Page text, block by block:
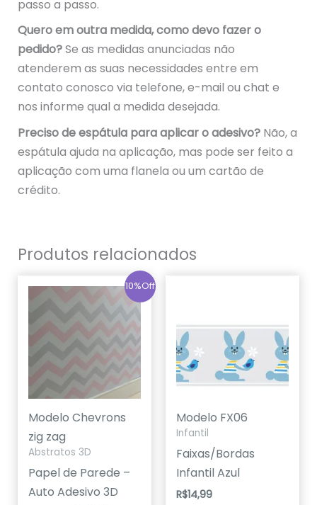
passo a passo.
Quero em outra medida, como devo fazer o
pedido?Se as medidas anunciadas não
atenderem as suas necessidades entre em
contato conosco via telefone, e-mail ou chat e
nos informe qual a medida desejada.
Preciso de espátula para aplicar o adesivo?Não, a
espátula ajuda na aplicação, mas pode ser feito a
aplicação com uma flanela ou um cartão de
crédito.
Produtos relacionados
10%Off
Modelo Chevrons
zig zag
Abstratos 3D
Papel de Parede –
Auto Adesivo 3D
Modelo FX06
Infantil
Faixas/Bordas
Infantil Azul
R$14,99